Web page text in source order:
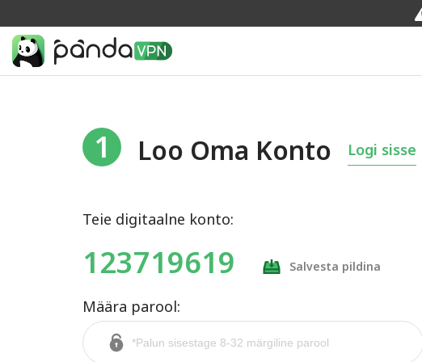
1 Loo Oma Konto Logi sisse
Teie digitaalne konto:
123719619 Salvesta pildina
Määra parool: